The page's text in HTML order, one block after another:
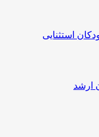
استثنایی
ارشد